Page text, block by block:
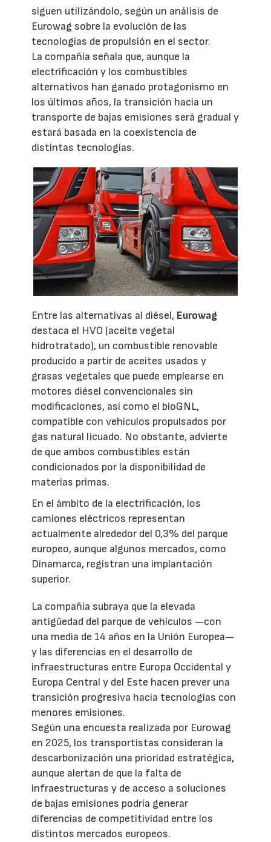
siguen utilizándolo, según un análisis de
Eurowag sobre la evolución de las
tecnologías de propulsión en el sector.
La compañía señala que, aunque la
electrificación y los combustibles
alternativos han ganado protagonismo en
los últimos años, la transición hacia un
transporte de bajas emisiones será gradual y
estará basada en la coexistencia de
distintas tecnologías.
Entre las alternativas al diésel, Eurowag
destaca el HVO (aceite vegetal
hidrotratado), un combustible renovable
producido a partir de aceites usados y
grasas vegetales que puede emplearse en
motores diésel convencionales sin
modificaciones, así como el bioGNL,
compatible con vehículos propulsados por
gas natural licuado. No obstante, advierte
de que ambos combustibles están
condicionados por la disponibilidad de
materias primas.
En el ámbito de la electrificación, los
camiones eléctricos representan
actualmente alrededor del 0,3% del parque
europeo, aunque algunos mercados, como
Dinamarca, registran una implantación
superior.
La compañía subraya que la elevada
antigüedad del parque de vehículos —con
una media de 14 años en la Unión Europea—
y las diferencias en el desarrollo de
infraestructuras entre Europa Occidental y
Europa Central y del Este hacen prever una
transición progresiva hacia tecnologías con
menores emisiones.
Según una encuesta realizada por Eurowag
en 2025, los transportistas consideran la
descarbonización una prioridad estratégica,
aunque alertan de que la falta de
infraestructuras y de acceso a soluciones
de bajas emisiones podría generar
diferencias de competitividad entre los
distintos mercados europeos.